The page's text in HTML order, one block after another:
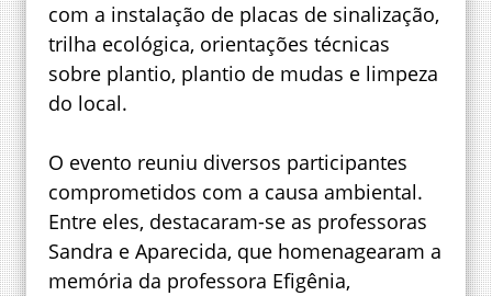
com a instalação de placas de sinalização,
trilha ecológica, orientações técnicas
sobre plantio, plantio de mudas e limpeza
do local.
O evento reuniu diversos participantes
comprometidos com a causa ambiental.
Entre eles, destacaram-se as professoras
Sandra e Aparecida, que homenagearam a
memória da professora Efigênia,